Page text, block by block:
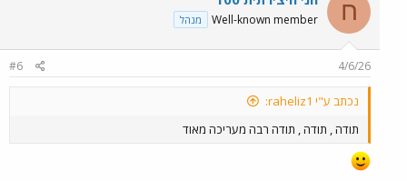
ח Well-known member מנהל
4/6/26
#6
נכתב ע"י raheliz1:
תודה , תודה , תודה רבה מעריכה מאוד